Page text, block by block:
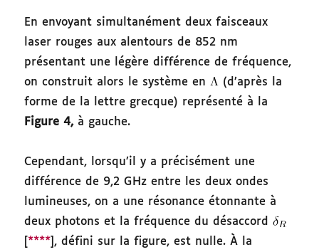
En envoyant simultanément deux faisceaux
laser rouges aux alentours de 852 nm
présentant une légère différence de fréquence,
on construit alors le système en
(d’après la
forme de la lettre grecque) représenté à la
Figure 4, à gauche.
Cependant, lorsqu’il y a précisément une
différence de 9,2 GHz entre les deux ondes
lumineuses, on a une résonance étonnante à
deux photons et la fréquence du désaccord
**** ], défini sur la figure, est nulle. À la